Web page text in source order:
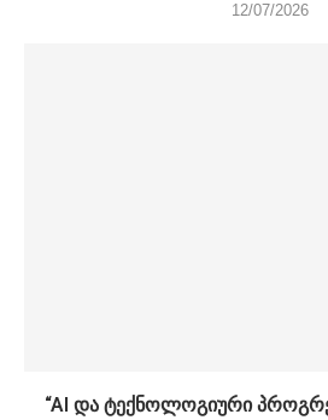
12/07/2026
“AI და ტექნოლოგიური